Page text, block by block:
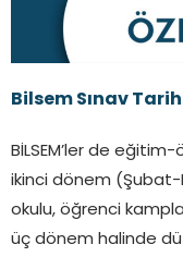
Bilsem Sınav
BİLSEM’ler de
ikinci dönem
okulu, öğrenci
üç dönem halinde